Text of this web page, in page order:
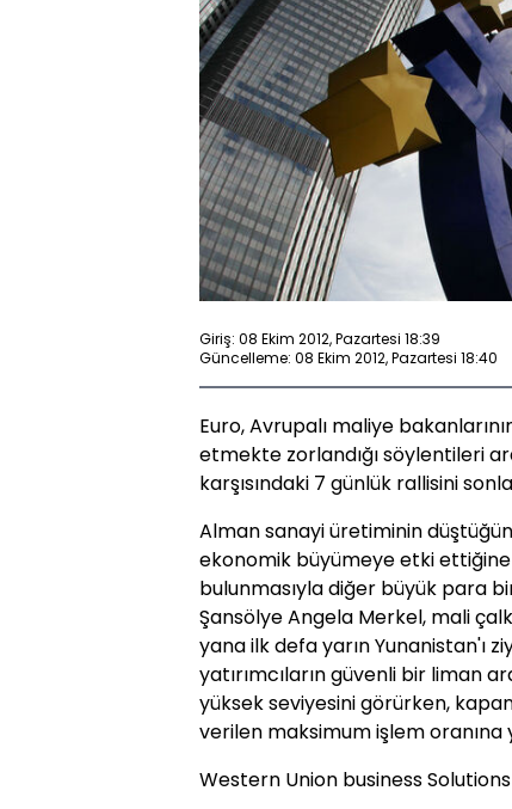
Giriş: 08 Ekim 2012, Pazartesi 18:39
Güncelleme: 08 Ekim 2012, Pazartesi 18:40
Euro, Avrupalı maliye
etmekte zorlandığı söylentileri
karşısındaki 7 günlük rallisini
Alman sanayi üretiminin
ekonomik büyümeye etki
bulunmasıyla diğer büyük para
Şansölye Angela Merkel, mali
yana ilk defa yarın Yunanistan'ı
yatırımcıların güvenli bir liman
yüksek seviyesini görürken,
verilen maksimum işlem oranına
Western Union business